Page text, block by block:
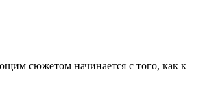
сюжетом начинается с того, как к